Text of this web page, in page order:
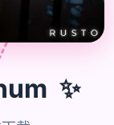
✨